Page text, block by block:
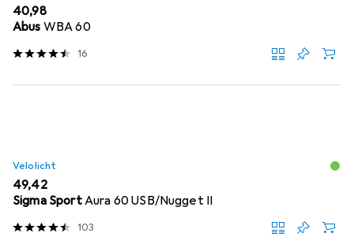
EUR
40,98
Abus WBA 60
16
Velolicht
EUR
49,42
Sigma SportAura 60 USB/Nugget II
103